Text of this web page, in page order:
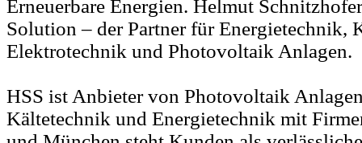
Erneuerbare Energien. Helmut
Solution – der Partner für Energietechnik,
Elektrotechnik und Photovoltaik Anlagen.
HSS ist Anbieter von Photovoltaik
Kältetechnik und Energietechnik mit